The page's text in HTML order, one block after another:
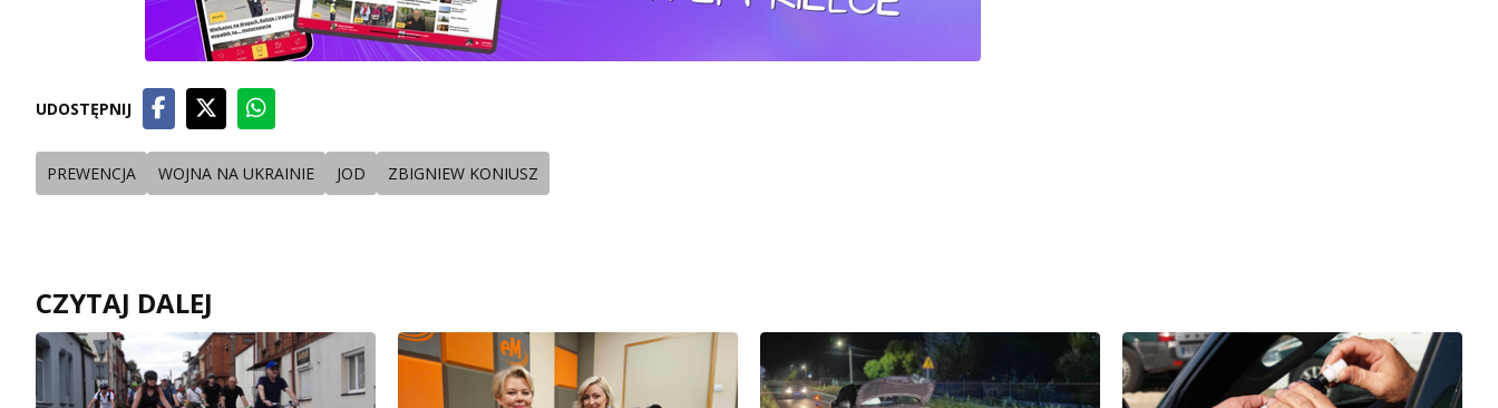
UDOSTĘPNIJ
PREWENCJA WOJNA NA UKRAINIE JOD ZBIGNIEW KONIUSZ
CZYTAJ DALEJ